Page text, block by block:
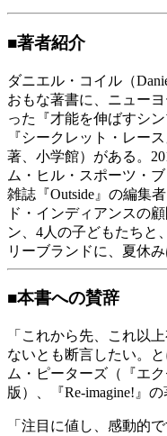
■著者紹介
ダニエル・コイル（
おもな著書に、ニュー
った『才能を伸ばすシ
『シークレット・レー
著、小学館）がある。
ム・ヒル・スポーツ・
雑誌『Outside』の編集
ド・インディアンスの
ン、4人の子どもたちと
リーブランドに、夏休
■本書への賛辞
「これから先、これ以
ないとも断言したい。
ム・ピーターズ（『エ
版）、『Re-imagine!』の
「注目に値し、感動的